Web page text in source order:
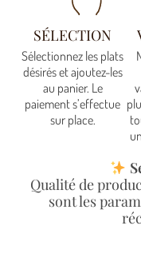
SÉLECTION
Sélectionnez les plats
désirés et ajoutez-les
au panier. Le
paiement s’effectue
sur place.
Qualité de
sont les